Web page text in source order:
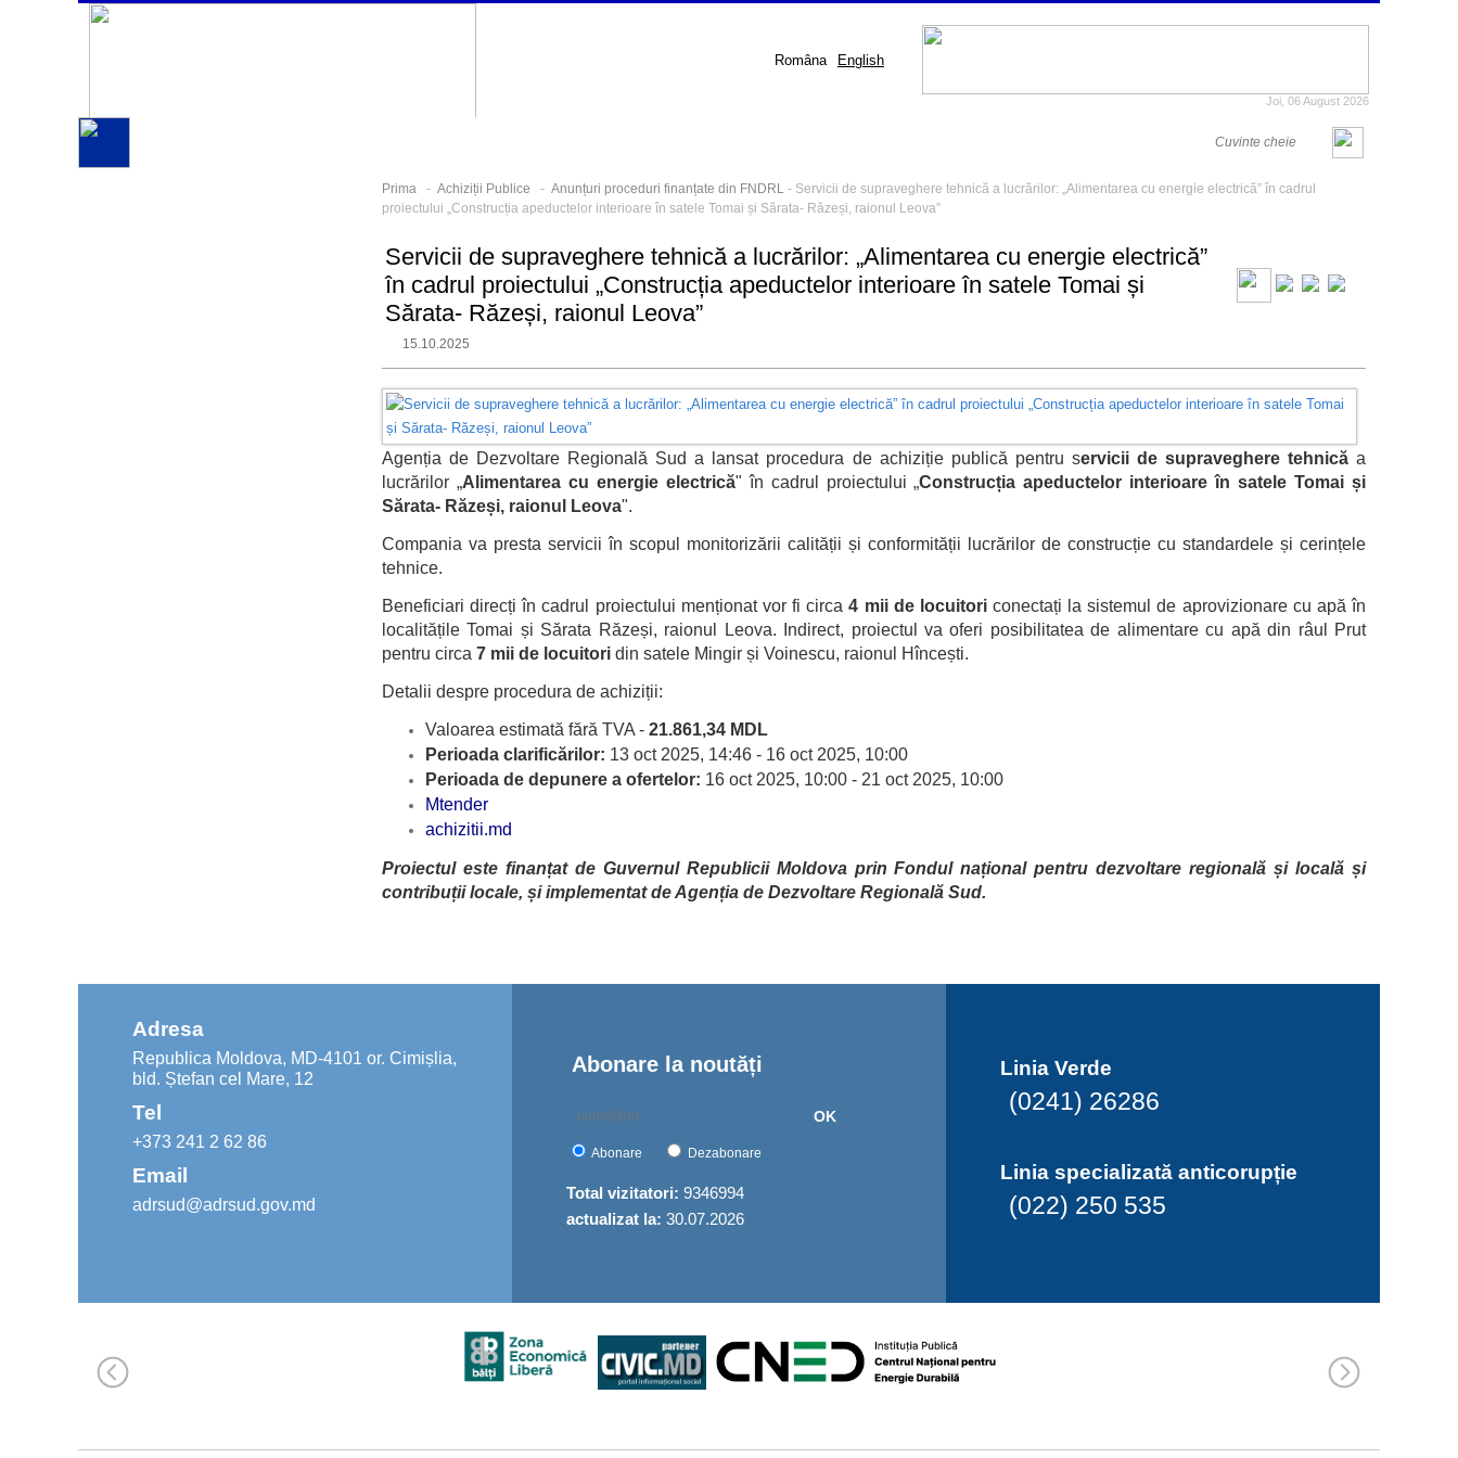
Româna English
Joi, 06 August 2026
Prima - Achiziții Publice - Anunțuri proceduri finanțate din FNDRL - Servicii de supraveghere tehnică a lucrărilor: „Alimentarea cu energie electrică” în cadrul
proiectului „Construcția apeductelor interioare în satele Tomai și Sărata- Răzeși, raionul Leova”
Servicii de supraveghere tehnică a lucrărilor: „Alimentarea cu energie electrică”
în cadrul proiectului „Construcția apeductelor interioare în satele Tomai și
Sărata- Răzeși, raionul Leova”
15.10.2025
Agenția de Dezvoltare Regională Sud a lansat procedura de achiziție publică pentru servicii de supraveghere tehnicăa
lucrărilor „Alimentarea cu energie electrică" în cadrul proiectului „Construcția apeductelor interioare în satele Tomai și
Sărata- Răzeși, raionul Leova".
Compania va presta servicii în scopul monitorizării calității și conformității lucrărilor de construcție cu standardele și cerințele
tehnice.
Beneficiari direcți în cadrul proiectului menționat vor fi circa4 mii de locuitoriconectați la sistemul de aprovizionare cu apă în
localitățile Tomai și Sărata Răzeși, raionul Leova. Indirect, proiectul va oferi posibilitatea de alimentare cu apă din râul Prut
pentru circa 7 mii de locuitori din satele Mingir și Voinescu, raionul Hîncești.
Detalii despre procedura de achiziții:
Valoarea estimată fără TVA - 21.861,34 MDL
Perioada clarificărilor: 13 oct 2025, 14:46 - 16 oct 2025, 10:00
Perioada de depunere a ofertelor: 16 oct 2025, 10:00 - 21 oct 2025, 10:00
Mtender
achizitii.md
Proiectul este finanțat de Guvernul Republicii Moldova prin Fondul național pentru dezvoltare regională și locală și
contribuții locale, și implementat de Agenția de Dezvoltare Regională Sud.
Adresa
Republica Moldova, MD-4101 or. Cimișlia,
bld. Ștefan cel Mare, 12
Tel
+373 241 2 62 86
Email
adrsud@adrsud.gov.md
Abonare la noutăți
OK
Abonare Dezabonare
Total vizitatori: 9346994
actualizat la: 30.07.2026
Linia Verde
(0241) 26286
Linia specializată anticorupție
(022) 250 535